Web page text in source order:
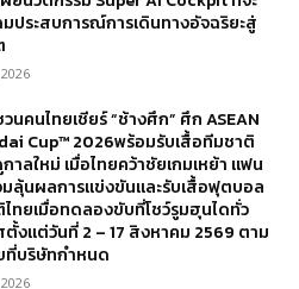
ประสบการณ์การเดินทางอัจฉริยะสู่
นคนไทยเชียร์ “ช้างศึก” ศึก ASEAN
Cup™ 2026พร้อมรับเสื้อทีมชาติ
าลใหม่ เมื่อไทยคว้าชัยเกมเหย้า แฟน
ลุ้นผลการแข่งขันและรับเสื้อฟุตบอล
ทยเมื่อทดลองขับที่โชว์รูมฮุนไดทั่ว
ตั้งแต่วันที่ 2 – 17 สิงหาคม 2569 ตาม
ที่บริษัทกำหนด